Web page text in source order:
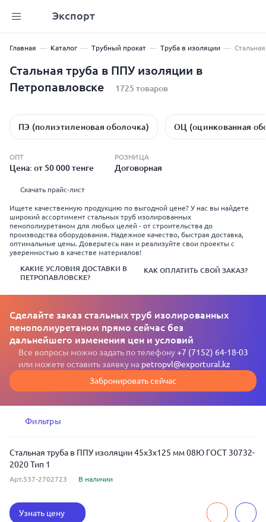
Экспорт
Главная Каталог Трубный прокат Труба в изоляции
Стальная труба в ППУ изоляции в
Петропавловске
1725 товаров
ПЭ (полиэтиленовая оболочка) ОЦ (оцинкованная
ОПТ
Цена: от 50 000 тенге
РОЗНИЦА
Договорная
Скачать прайс-лист
Ищете качественную продукцию по выгодной цене? У нас вы найдете
широкий ассортимент стальных труб изолированных
пенополиуретаном для любых целей - от строительства до
производства оборудования. Надежное качество, быстрая доставка,
оптимальные цены. Доверьтесь нам и реализуйте свои проекты с
уверенностью в качестве материалов!
КАКИЕ УСЛОВИЯ ДОСТАВКИ В
ПЕТРОПАВЛОВСКЕ?
КАК ОПЛАТИТЬ СВОЙ ЗАКАЗ?
Сделайте заказ стальных труб изолированных
пенополиуретаном прямо сейчас без
дальнейшего изменения цен и условий
Все вопросы можно задать по телефону+7 (7152) 64-18-03
или можете оставить заявку на petropvl@exportural.kz
Забронировать сейчас
Фильтры
Стальная труба в ППУ изоляции 45x3x125 мм 08Ю ГОСТ 30732-
2020 Тип 1
Арт.537-2702723 В наличии
Узнать цену